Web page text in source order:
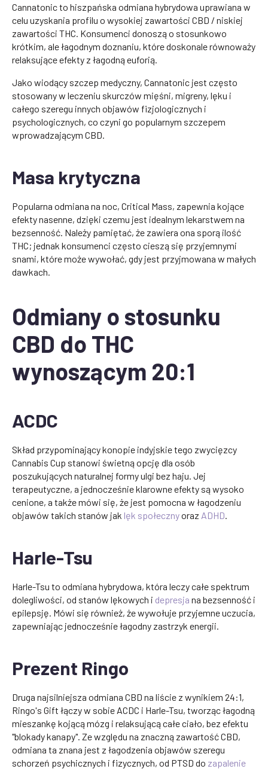
Cannatonic to hiszpańska odmiana hybrydowa uprawiana w
celu uzyskania profilu o wysokiej zawartości CBD / niskiej
zawartości THC. Konsumenci donoszą o stosunkowo
krótkim, ale łagodnym doznaniu, które doskonale równoważy
relaksujące efekty z łagodną euforią.
Jako wiodący szczep medyczny, Cannatonic jest często
stosowany w leczeniu skurczów mięśni, migreny, lęku i
całego szeregu innych objawów fizjologicznych i
psychologicznych, co czyni go popularnym szczepem
wprowadzającym CBD.
Masa krytyczna
Popularna odmiana na noc, Critical Mass, zapewnia kojące
efekty nasenne, dzięki czemu jest idealnym lekarstwem na
bezsenność. Należy pamiętać, że zawiera ona sporą ilość
THC; jednak konsumenci często cieszą się przyjemnymi
snami, które może wywołać, gdy jest przyjmowana w małych
dawkach.
Odmiany o stosunku
CBD do THC
wynoszącym 20:1
ACDC
Skład przypominający konopie indyjskie tego zwycięzcy
Cannabis Cup stanowi świetną opcję dla osób
poszukujących naturalnej formy ulgi bez haju. Jej
terapeutyczne, a jednocześnie klarowne efekty są wysoko
cenione, a także mówi się, że jest pomocna w łagodzeniu
objawów takich stanów jak lęk społecznyoraz ADHD.
Harle-Tsu
Harle-Tsu to odmiana hybrydowa, która leczy całe spektrum
dolegliwości, od stanów lękowych i depresja na bezsenność i
epilepsję. Mówi się również, że wywołuje przyjemne uczucia,
zapewniając jednocześnie łagodny zastrzyk energii.
Prezent Ringo
Druga najsilniejsza odmiana CBD na liście z wynikiem 24:1,
Ringo's Gift łączy w sobie ACDC i Harle-Tsu, tworząc łagodną
mieszankę kojącą mózg i relaksującą całe ciało, bez efektu
"blokady kanapy". Ze względu na znaczną zawartość CBD,
odmiana ta znana jest z łagodzenia objawów szeregu
schorzeń psychicznych i fizycznych, od PTSD do zapalenie